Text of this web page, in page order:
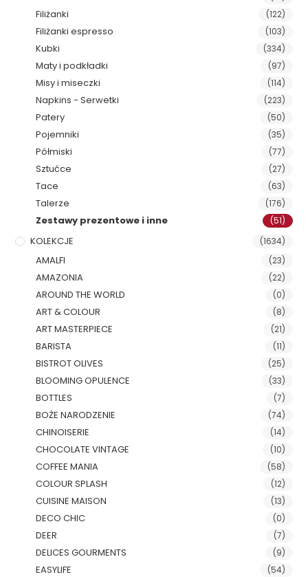
Filiżanki (122)
Filiżanki espresso (103)
Kubki (334)
Maty i podkładki (97)
Misy i miseczki (114)
Napkins - Serwetki (223)
Patery (50)
Pojemniki (35)
Półmiski (77)
Sztućce (27)
Tace (63)
Talerze (176)
Zestawy prezentowe i inne (51)
KOLEKCJE (1634)
AMALFI (23)
AMAZONIA (22)
AROUND THE WORLD (0)
ART & COLOUR (8)
ART MASTERPIECE (21)
BARISTA (11)
BISTROT OLIVES (25)
BLOOMING OPULENCE (33)
BOTTLES (7)
BOŻE NARODZENIE (74)
CHINOISERIE (14)
CHOCOLATE VINTAGE (10)
COFFEE MANIA (58)
COLOUR SPLASH (12)
CUISINE MAISON (13)
DECO CHIC (0)
DEER (7)
DELICES GOURMENTS (9)
EASYLIFE (54)